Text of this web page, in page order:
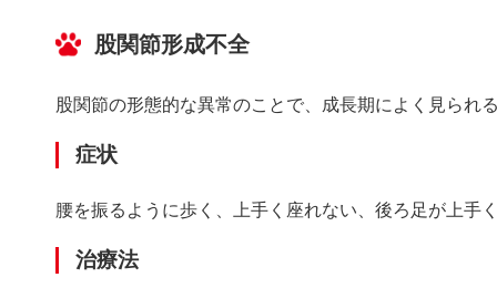
股関節形成不全
股関節の形態的な異常のことで、成長期によく見られ
症状
腰を振るように歩く、上手く座れない、後ろ足が上手
治療法